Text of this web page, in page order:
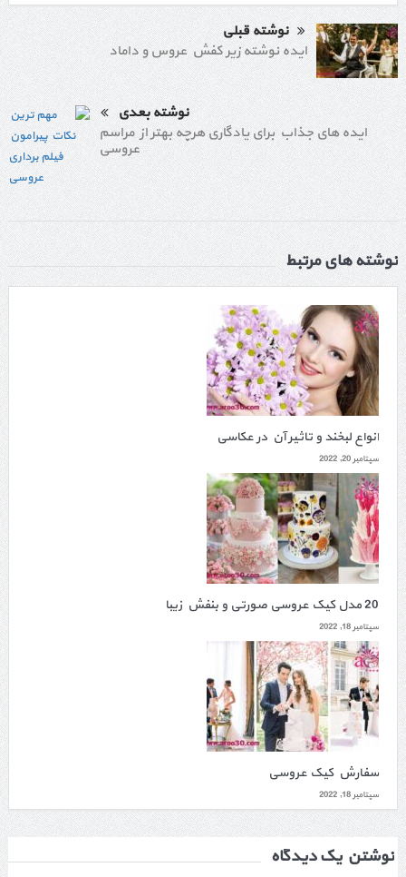
نوشته قبلی
ایده نوشته زیر کفش عروس و داماد
نوشته بعدی
ایده های جذاب برای یادگاری هرچه بهتر از مراسم
عروسی
نوشته های مرتبط
انواع لبخند و تاثیر آن در عکاسی
سپتامبر 20, 2022
20 مدل کیک عروسی صورتی و بنفش زیبا
سپتامبر 18, 2022
سفارش کیک عروسی
سپتامبر 18, 2022
نوشتن یک دیدگاه